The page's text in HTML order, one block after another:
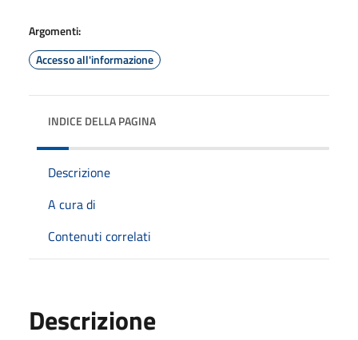
Argomenti:
Accesso all'informazione
INDICE DELLA PAGINA
Descrizione
A cura di
Contenuti correlati
Descrizione